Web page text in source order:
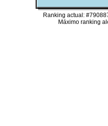
Ranking actual:
Máximo ranking